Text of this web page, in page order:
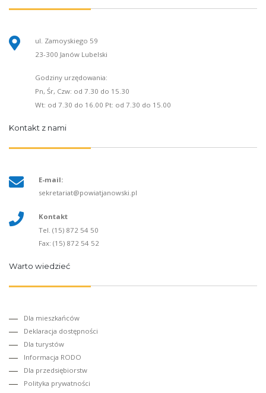
ul. Zamoyskiego 59
23-300 Janów Lubelski
Godziny urzędowania:
Pn, Śr, Czw: od 7.30 do 15.30
Wt: od 7.30 do 16.00 Pt: od 7.30 do 15.00
Kontakt z nami
E-mail:
sekretariat@powiatjanowski.pl
Kontakt
Tel. (15) 872 54 50
Fax: (15) 872 54 52
Warto wiedzieć
Dla mieszkańców
Deklaracja dostępności
Dla turystów
Informacja RODO
Dla przedsiębiorstw
Polityka prywatności